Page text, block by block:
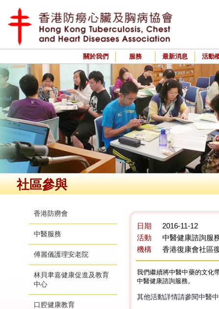
關於我們 服務 最新消息 活動
社區參與
香港防癆會
中醫服務
傅麗儀護理安老院
林貝聿嘉健康促進及教育
中心
口腔健康教育
日期
2016-11-12
活動
中醫健康諮詢服
機構
香港復康會社區
我們繼續將中醫中藥的文化
中醫健康諮詢服務。
其他活動詳情請參閱中醫